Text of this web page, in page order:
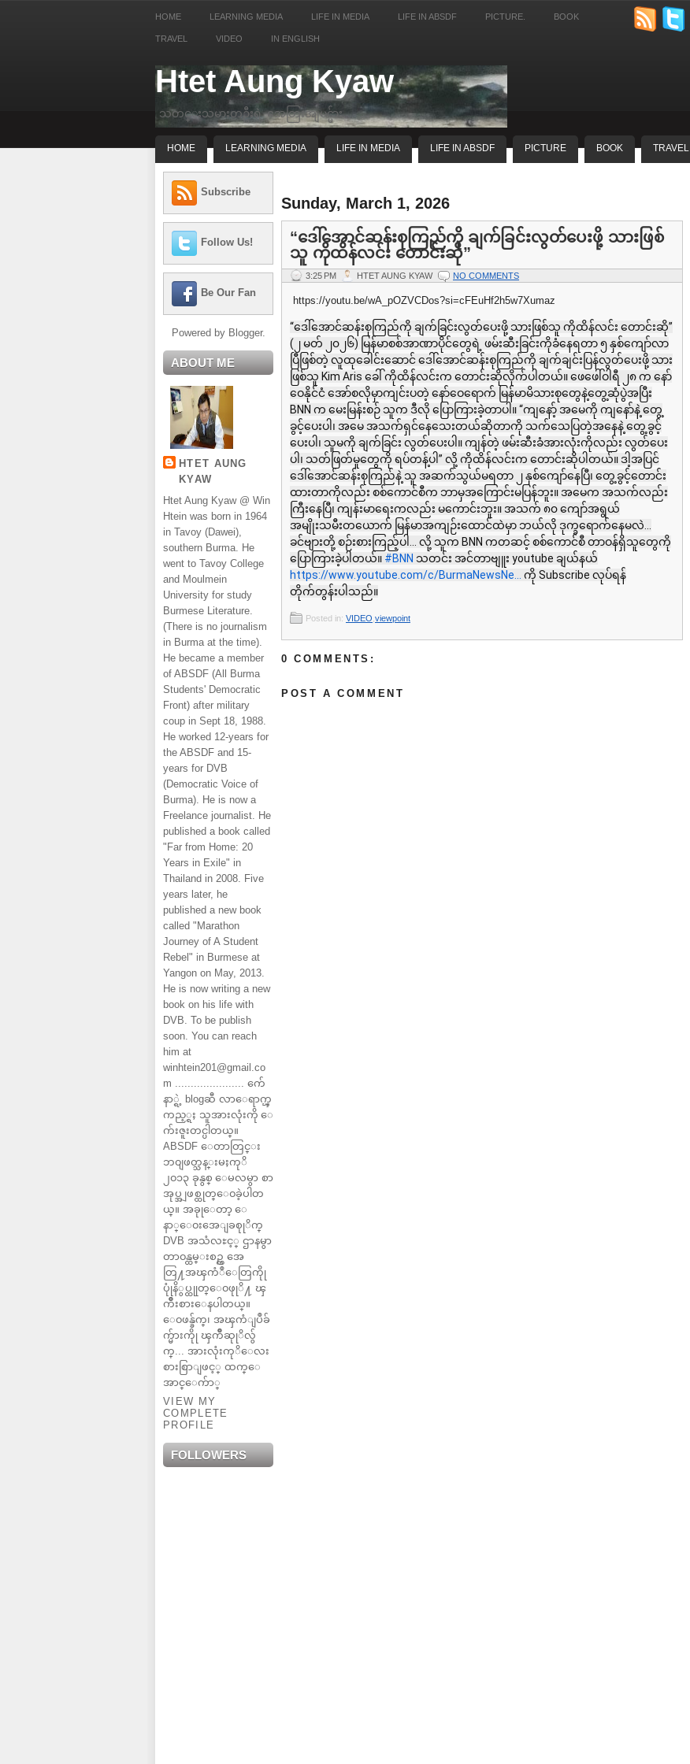
HOME LEARNING MEDIA LIFE IN MEDIA LIFE IN ABSDF PICTURE. BOOK
TRAVEL VIDEO IN ENGLISH
Htet Aung Kyaw
သတင္းသမားတဦးရဲ့ အေတြးအျမင္မ်ား
HOME LEARNING MEDIA LIFE IN MEDIA LIFE IN ABSDF PICTURE BOOK TRAVEL
Subscribe
Follow Us!
Be Our Fan
Powered by Blogger.
ABOUT ME
HTET AUNG
KYAW
Htet Aung Kyaw @ Win
Htein was born in 1964
in Tavoy (Dawei),
southern Burma. He
went to Tavoy College
and Moulmein
University for study
Burmese Literature.
(There is no journalism
in Burma at the time).
He became a member
of ABSDF (All Burma
Students' Democratic
Front) after military
coup in Sept 18, 1988.
He worked 12-years for
the ABSDF and 15-
years for DVB
(Democratic Voice of
Burma). He is now a
Freelance journalist. He
published a book called
"Far from Home: 20
Years in Exile" in
Thailand in 2008. Five
years later, he
published a new book
called "Marathon
Journey of A Student
Rebel" in Burmese at
Yangon on May, 2013.
He is now writing a new
book on his life with
DVB. To be publish
soon. You can reach
him at
winhtein201@gmail.co
m ...................... က်ေ
နာ္ရဲ့ blogဆီ လာေရာက္ၾ
ကည့္ရႈ သူအားလုံးကို ေ
က်းဇူးတင္ပါတယ္။
ABSDF ေတာတြင္း
ဘ၀ျဖတ္သန္းမႈကုိ
၂၀၁၃ ခုနွစ္ ေမလမွာ စာ
အုပ္အျဖစ္ထုတ္ေ၀ခဲ့ပါတ
ယ္။ အခုုေတာ့ ေ
နာ္ေ၀းအေျခစုုိက္
DVB အသံလႊင့္ ဌာနမွာ
တာ၀န္ထမ္းစဥ္က အေ
တြ႔အၾကံဳေတြကိုု
ပုုံနိွပ္ထုုတ္ေ၀ဖုုိ႔ ၾ
ကိဳးစားေနပါတယ္။
ေ၀ဖန္ခ်က္၊ အၾကံျပဳခ်
က္မ်ားကိုု ၾကိဳဆုုိလ်ွ
က္... အားလုံးကုိေလး
စားစြာျဖင့္ ထက္ေ
အာင္ေက်ာ္
VIEW MY
COMPLETE
PROFILE
FOLLOWERS
Sunday, March 1, 2026
“ဒေါ်အောင်ဆန်းစုကြည်ကို ချက်ခြင်းလွတ်ပေးဖို့ သားဖြစ်
သူ ကိုထိန်လင်း တောင်းဆို”
3:25 PM HTET AUNG KYAW NO COMMENTS
https://youtu.be/wA_pOZVCDos?si=cFEuHf2h5w7Xumaz
“ဒေါ်အောင်ဆန်းစုကြည်ကို ချက်ခြင်းလွတ်ပေးဖို့ သားဖြစ်သူ ကိုထိန်လင်း တောင်းဆို”
(၂ မတ် ၂၀၂၆) မြန်မာစစ်အာဏာပိုင်တွေရဲ့ ဖမ်းဆီးခြင်းကိုခံနေရတာ ၅ နှစ်ကျော်လာ
ပြီဖြစ်တဲ့ လူထုခေါင်းဆောင် ဒေါ်အောင်ဆန်းစုကြည်ကို ချက်ချင်းပြန်လွတ်ပေးဖို့ သား
ဖြစ်သူ Kim Aris ခေါ် ကိုထိန်လင်းက တောင်းဆိုလိုက်ပါတယ်။ ဖေဖေါ်ဝါရီ ၂၈ က နော်
ဝေနိုင်ငံ အော်စလိုမှာကျင်းပတဲ့ နော်ဝေရောက် မြန်မာမိသားစုတွေနဲ့တွေ့ဆုံပွဲအပြီး
BNN က မေးမြန်းစဉ် သူက ဒီလို ပြောကြားခဲ့တာပါ။ “ကျနော့် အမေကို ကျနော်နဲ့ တွေ့
ခွင့်ပေးပါ၊ အမေ အသက်ရှင်နေသေးတယ်ဆိုတာကို သက်သေပြတဲ့အနေနဲ့ တွေ့ခွင့်
ပေးပါ၊ သူမကို ချက်ခြင်း လွတ်ပေးပါ။ ကျန်တဲ့ ဖမ်းဆီးခံအားလုံးကိုလည်း လွတ်ပေး
ပါ၊ သတ်ဖြတ်မှုတွေကို ရပ်တန့်ပါ” လို့ ကိုထိန်လင်းက တောင်းဆိုပါတယ်။ ဒါ့အပြင်
ဒေါ်အောင်ဆန်းစုကြည်နဲ့ သူ အဆက်သွယ်မရတာ ၂ နှစ်ကျော်နေပြီ၊ တွေ့ခွင့်တောင်း
ထားတာကိုလည်း စစ်ကောင်စီက ဘာမှအကြောင်းမပြန်ဘူး။ အမေက အသက်လည်း
ကြီးနေပြီ၊ ကျန်းမာရေးကလည်း မကောင်းဘူး။ အသက် ၈၀ ကျော်အရွယ်
အမျိုးသမီးတယောက် မြန်မာအကျဉ်းထောင်ထဲမှာ ဘယ်လို ဒုက္ခရောက်နေမလဲ...
ခင်ဗျားတို့ စဉ်းစားကြည့်ပါ... လို့ သူက BNN ကတဆင့် စစ်ကောင်စီ တာဝန်ရှိသူတွေကို
ပြောကြားခဲ့ပါတယ်။ #BNN သတင်း အင်တာဗျူး youtube ချယ်နယ်
https://www.youtube.com/c/BurmaNewsNe...
ကို Subscribe လုပ်ရန်
တိုက်တွန်းပါသည်။
Posted in: VIDEO viewpoint
0 COMMENTS:
POST A COMMENT